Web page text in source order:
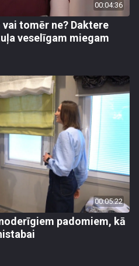
00:04:36
tomēr ne? Daktere
veselīgam miegam
00:05:22
padomiem, kā